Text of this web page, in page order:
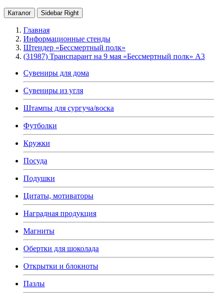
Каталог Sidebar Right
Главная
Информационные стенды
Штендер «Бессмертный полк»
(31987) Транспарант на 9 мая «Бессмертный полк» А3
Сувениры для дома
Сувениры из угля
Штампы для сургуча/воска
Футболки
Кружки
Посуда
Подушки
Цитаты, мотиваторы
Наградная продукция
Магниты
Обертки для шоколада
Открытки и блокноты
Пазлы